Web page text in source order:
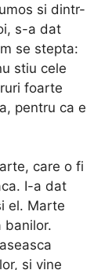
si dintr-
s-a dat
se stepta:
stiu cele
foarte
pentru ca e
care o fi
I-a dat
el. Marte
banilor.
si vine